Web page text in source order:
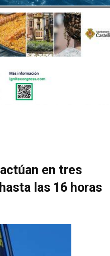
en tres
las 16 horas